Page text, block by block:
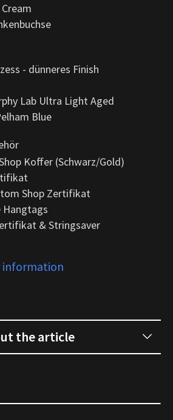
- dünneres Finish
Lab Ultra Light Aged
Blue
Koffer (Schwarz/Gold)
Shop Zertifikat
Hangtags
& Stringsaver
information
the article